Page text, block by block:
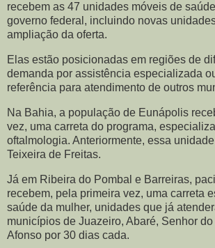
recebem as 47 unidades móveis de
governo federal, incluindo novas
ampliação da oferta.
Elas estão posicionadas em regiões de
demanda por assistência especializada
referência para atendimento de outros
Na Bahia, a população de Eunápolis
vez, uma carreta do programa,
oftalmologia. Anteriormente, essa
Teixeira de Freitas.
Já em Ribeira do Pombal e Barreiras,
recebem, pela primeira vez, uma carreta
saúde da mulher, unidades que já
municípios de Juazeiro, Abaré, Senhor
Afonso por 30 dias cada.